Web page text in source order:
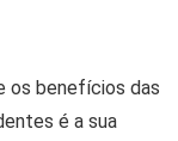
os benefícios das
é a sua